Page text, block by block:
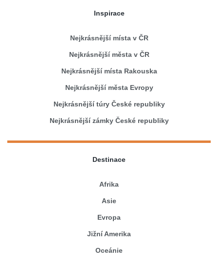
Inspirace
Nejkrásnější místa v ČR
Nejkrásnější města v ČR
Nejkrásnější místa Rakouska
Nejkrásnější města Evropy
Nejkrásnější túry České republiky
Nejkrásnější zámky České republiky
Destinace
Afrika
Asie
Evropa
Jižní Amerika
Oceánie